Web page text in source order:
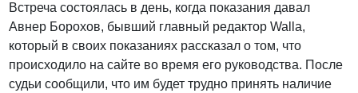
Встреча состоялась в день, когда показания давал
Авнер Борохов, бывший главный редактор Walla,
который в своих показаниях рассказал о том, что
происходило на сайте во время его руководства. После
судьи сообщили, что им будет трудно принять наличие